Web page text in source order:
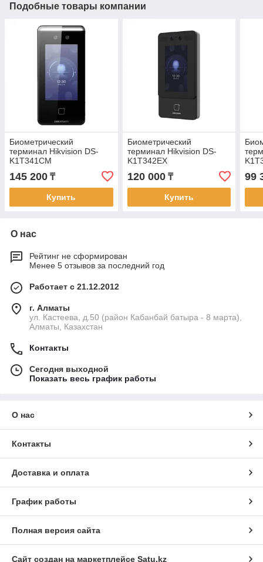
Подобные товары компании
Биометрический
терминал Hikvision DS-
K1T341CM
145 200 ₸
Купить
Биометрический
терминал Hikvision DS-
K1T342EX
120 000₸
Купить
99
О нас
Рейтинг не сформирован
Менее 5 отзывов за последний год
Работает с 21.12.2012
г. Алматы
ул. Кастеева, д.50 (район Кабанбай батыра - 8 марта),
Алматы, Казахстан
Контакты
Сегодня выходной
Показать весь график работы
О нас
Контакты
Доставка и оплата
График работы
Полная версия сайта
Сайт создан на маркетплейсе Satu.kz